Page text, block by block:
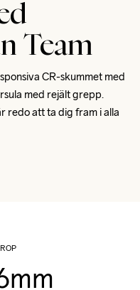
Team
CR-skummet med
med rejält grepp.
redo att ta dig fram i alla